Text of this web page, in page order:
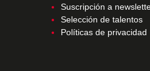
Suscripción a
Selección de talentos
Políticas de privacidad